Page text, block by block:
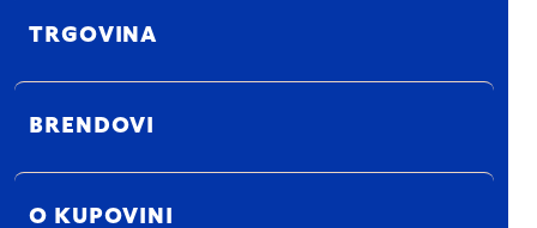
TRGOVINA
BRENDOVI
O KUPOVINI